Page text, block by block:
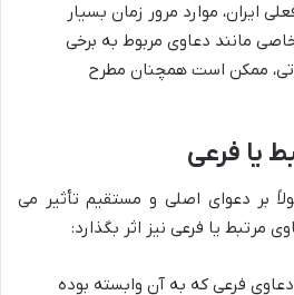
ایران، موارد مرور زمان بسیار
مانند دعاوی مربوط به برخی
ممکن است همچنان مطرح
یا فرعی
بر دعوای اصلی و مستقیم تأثیر می
مرتبط یا فرعی نیز اثر بگذارد:
فرعی که به آن وابسته بوده